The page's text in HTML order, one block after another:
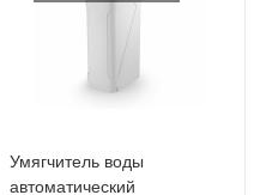
Умягчитель воды
автоматический